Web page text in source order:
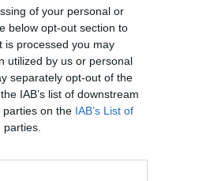
of your personal or
below opt-out section to
is processed you may
utilized by us or personal
separately opt-out of the
IAB’s list of downstream
parties on the IAB’s List of
mai
mars 2026
février 2026
janvier 2026
décembre 2025